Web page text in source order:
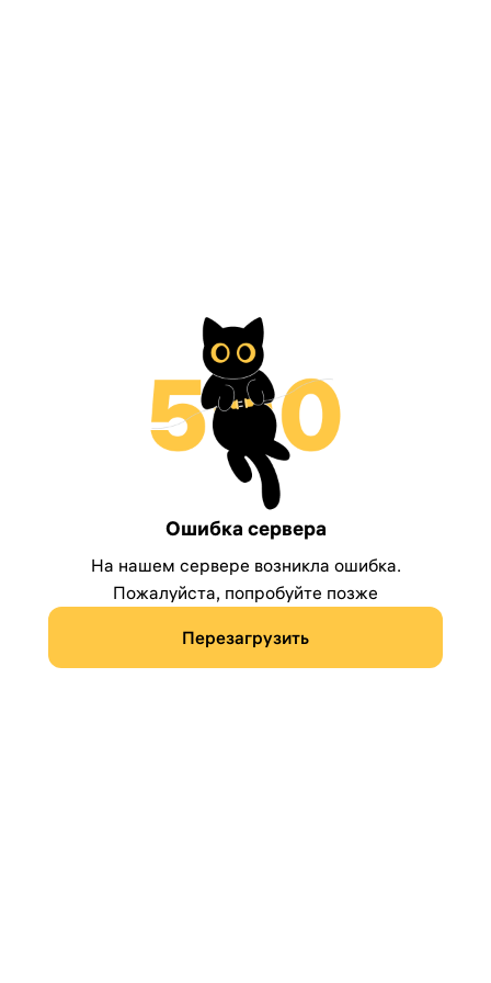
Ошибка сервера
На нашем сервере возникла ошибка.
Пожалуйста, попробуйте позже
Перезагрузить